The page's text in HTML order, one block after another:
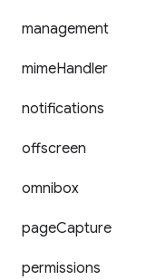
management
mimeHandler
notifications
offscreen
omnibox
pageCapture
permissions